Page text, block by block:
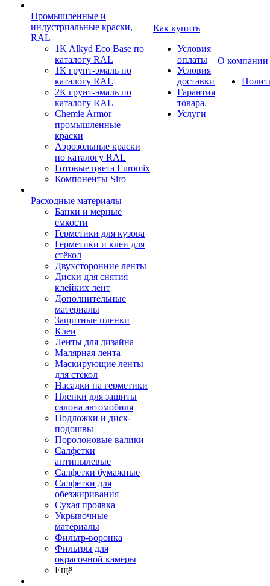
Промышленные и
индустриальные краски,
RAL
1K Alkyd Eco Base по
каталогу RAL
1К грунт-эмаль по
каталогу RAL
2К грунт-эмаль по
каталогу RAL
Chemie Armor
промышленные
краски
Аэрозольные краски
по каталогу RAL
Готовые цвета Euromix
Компоненты Siro
Расходные материалы
Банки и мерные
емкости
Герметики для кузова
Герметики и клеи для
стёкол
Двухсторонние ленты
Диски для снятия
клейких лент
Дополнительные
материалы
Защитные пленки
Клеи
Ленты для дизайна
Малярная лента
Маскирующие ленты
для стёкол
Насадки на герметики
Пленки для защиты
салона автомобиля
Подложки и диск-
подошвы
Поролоновые валики
Салфетки
антипылевые
Салфетки бумажные
Салфетки для
обезжиривания
Сухая проявка
Укрывочные
материалы
Фильтр-воронка
Фильтры для
окрасочной камеры
Ещё
Как купить
Условия
оплаты
Условия
доставки
Гарантия
товара.
Услуги
О компании